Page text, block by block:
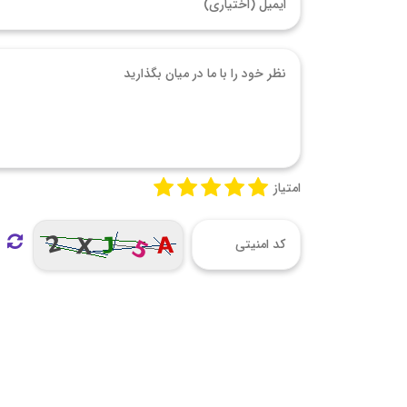
امتیاز